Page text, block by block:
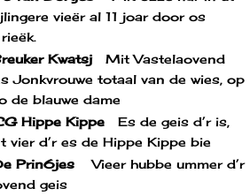
vieër al 11 joar door os
KwatsjMit Vastelaovend
Jonkvrouwe totaal van de wies, op
de blauwe dame
Hippe Kippe Es de geis d’r is,
vier d’r es de Hippe Kippe bie
Prin6jesVieer hubbe ummer d’r
geis